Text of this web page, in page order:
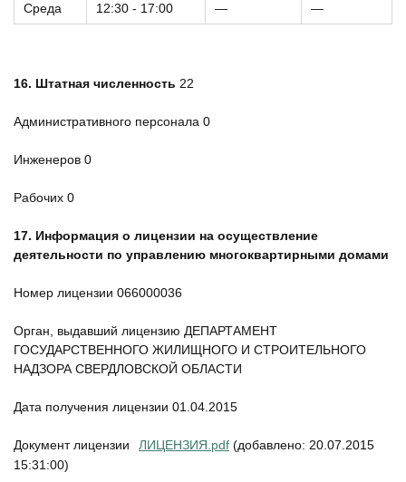
Среда 12:30 - 17:00 — —
16. Штатная численность 22
Административного персонала 0
Инженеров 0
Рабочих 0
17. Информация о лицензии на осуществление
деятельности по управлению многоквартирными домами
Номер лицензии 066000036
Орган, выдавший лицензию ДЕПАРТАМЕНТ
ГОСУДАРСТВЕННОГО ЖИЛИЩНОГО И СТРОИТЕЛЬНОГО
НАДЗОРА СВЕРДЛОВСКОЙ ОБЛАСТИ
Дата получения лицензии 01.04.2015
Документ лицензии ЛИЦЕНЗИЯ.pdf (добавлено: 20.07.2015
15:31:00)